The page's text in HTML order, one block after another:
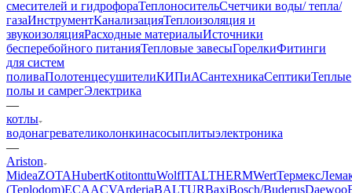
смесителей и гидрофораТеплоносительСчетчики воды/ тепла/
газаИнструментКанализацияТеплоизоляция и
звукоизоляцияРасходные материалыИсточники
бесперебойного питанияТепловые завесыГорелкиФитинги
для систем
поливаПолотенцесушителиКИПиАСантехникаСептикиТеплые
полы и самрегЭлектрика
—
котлы
водонагревателиколонкинасосыплитыэлектроника
—
Ariston
MideaZOTAHubertKotitonttuWolfITALTHERMWertТермекс
(Teplodom)ECAACVArderiaBALTURBaxiBosch/BuderusDaewoo